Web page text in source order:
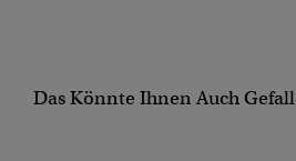
Das Könnte Ihnen Auch